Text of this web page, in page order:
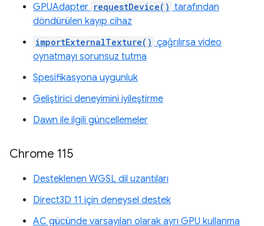
GPUAdapter requestDevice() tarafından
döndürülen kayıp cihaz
importExternalTexture() çağrılırsa video
oynatmayı sorunsuz tutma
Spesifikasyona uygunluk
Geliştirici deneyimini iyileştirme
Dawn ile ilgili güncellemeler
Chrome 115
Desteklenen WGSL dil uzantıları
Direct3D 11 için deneysel destek
AC gücünde varsayılan olarak ayrı GPU kullanma